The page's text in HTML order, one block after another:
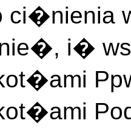
ci�nienia
i�